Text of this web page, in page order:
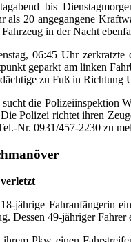
bis
als 20 angegangene
in der Nacht
06:45 Uhr zerkratzte
geparkt am linken
zu Fuß in Richtung
die Polizeiinspektion
Polizei richtet ihren
Nr. 0931/457-2230 zu
jährige Fahranfängerin
Dessen 49-jähriger